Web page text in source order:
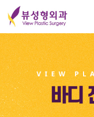
Press ESC to
바디